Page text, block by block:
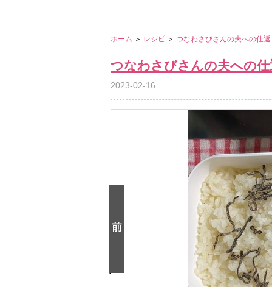
ホーム ＞ レシピ ＞ つなわさびさんの夫への仕
つなわさびさんの夫への
2023-02-16